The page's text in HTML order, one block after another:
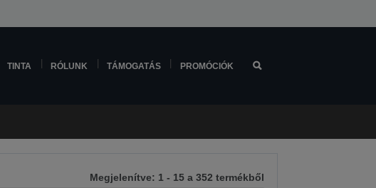
TINTA RÓLUNK TÁMOGATÁS PROMÓCIÓK
Megjelenítve: 1 - 15 a 352 termékből